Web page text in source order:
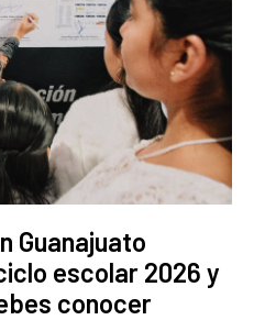
Guanajuato
escolar 2026 y
conocer